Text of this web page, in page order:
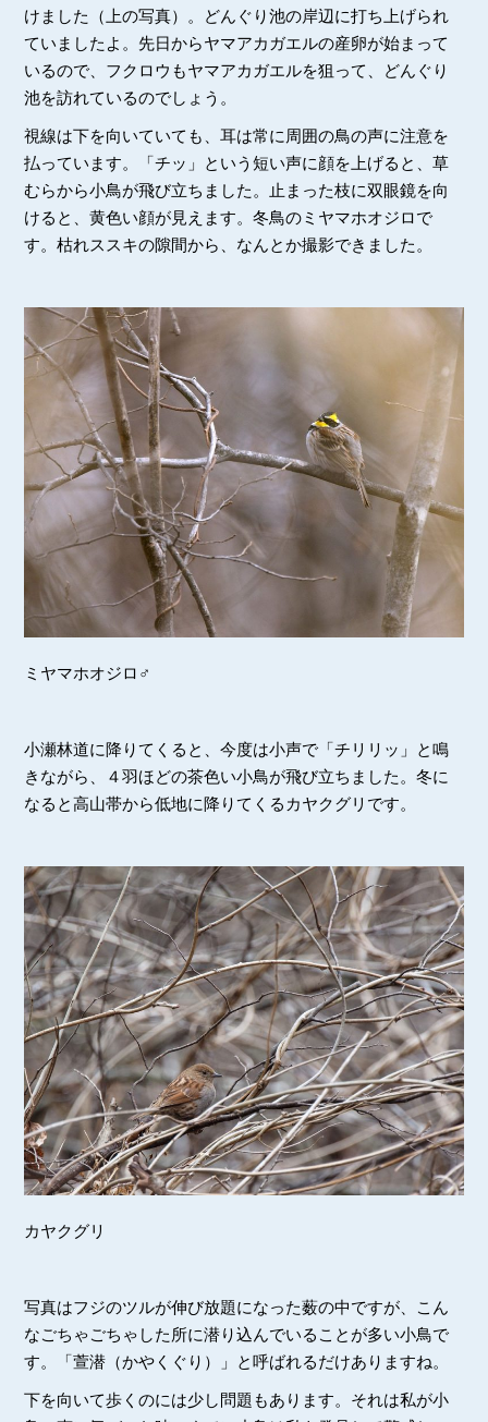
けました（上の写真）。どんぐり池の岸辺に打ち上げられ
ていましたよ。先日からヤマアカガエルの産卵が始まって
いるので、フクロウもヤマアカガエルを狙って、どんぐり
池を訪れているのでしょう。
視線は下を向いていても、耳は常に周囲の鳥の声に注意を
払っています。「チッ」という短い声に顔を上げると、草
むらから小鳥が飛び立ちました。止まった枝に双眼鏡を向
けると、黄色い顔が見えます。冬鳥のミヤマホオジロで
す。枯れススキの隙間から、なんとか撮影できました。
ミヤマホオジロ♂
小瀬林道に降りてくると、今度は小声で「チリリッ」と鳴
きながら、４羽ほどの茶色い小鳥が飛び立ちました。冬に
なると高山帯から低地に降りてくるカヤクグリです。
カヤクグリ
写真はフジのツルが伸び放題になった薮の中ですが、こん
なごちゃごちゃした所に潜り込んでいることが多い小鳥で
す。「萱潜（かやくぐり）」と呼ばれるだけありますね。
下を向いて歩くのには少し問題もあります。それは私が小